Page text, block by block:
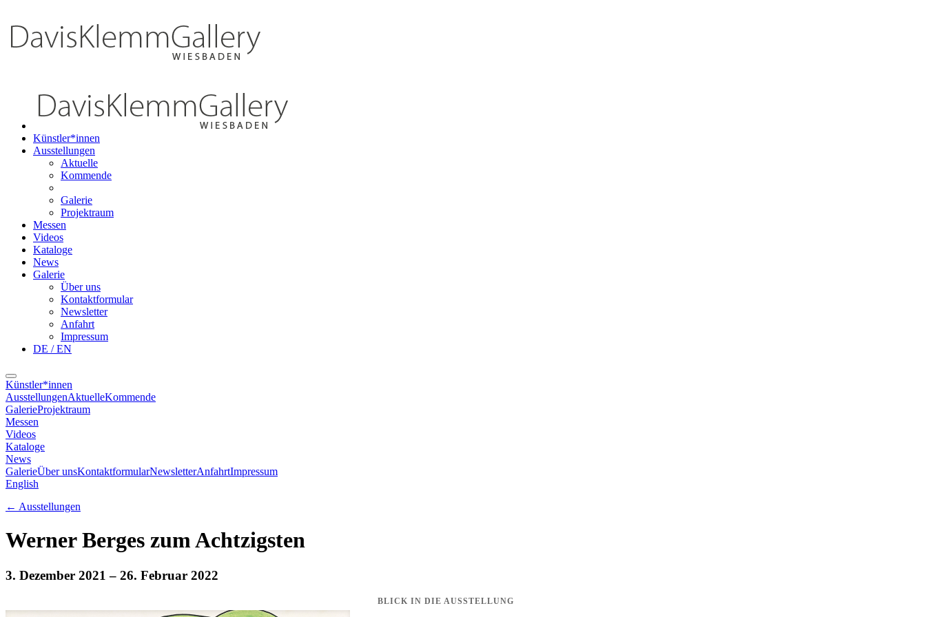
Künstler*innen
Ausstellungen
Aktuelle
Kommende
Galerie
Projektraum
Messen
Videos
Kataloge
News
Galerie
Über uns
Kontaktformular
Newsletter
Anfahrt
Impressum
DE / EN
Künstler*innen
AusstellungenAktuelleKommende
GalerieProjektraum
Messen
Videos
Kataloge
News
GalerieÜber unsKontaktformularNewsletterAnfahrtImpressum
English
← Ausstellungen
Werner Berges zum Achtzigsten
3. Dezember 2021 – 26. Februar 2022
BLICK IN DIE AUSSTELLUNG